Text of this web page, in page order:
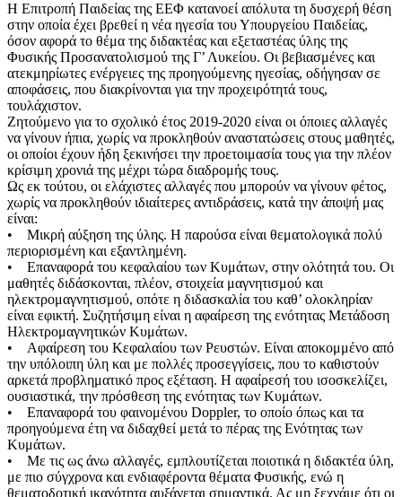
Η Επιτροπή Παιδείας της ΕΕΦ κατανοεί απόλυτα τη δυσχερή θέση
στην οποία έχει βρεθεί η νέα ηγεσία του Υπουργείου Παιδείας,
όσον αφορά το θέμα της διδακτέας και εξεταστέας ύλης της
Φυσικής Προσανατολισμού της Γ’ Λυκείου. Οι βεβιασμένες και
ατεκμηρίωτες ενέργειες της προηγούμενης ηγεσίας, οδήγησαν σε
αποφάσεις, που διακρίνονται για την προχειρότητά τους,
τουλάχιστον.
Ζητούμενο για το σχολικό έτος 2019-2020 είναι οι όποιες αλλαγές
να γίνουν ήπια, χωρίς να προκληθούν αναστατώσεις στους μαθητές,
οι οποίοι έχουν ήδη ξεκινήσει την προετοιμασία τους για την πλέον
κρίσιμη χρονιά της μέχρι τώρα διαδρομής τους.
Ως εκ τούτου, οι ελάχιστες αλλαγές που μπορούν να γίνουν φέτος,
χωρίς να προκληθούν ιδιαίτερες αντιδράσεις, κατά την άποψή μας
είναι:
• Μικρή αύξηση της ύλης. Η παρούσα είναι θεματολογικά πολύ
περιορισμένη και εξαντλημένη.
• Επαναφορά του κεφαλαίου των Κυμάτων, στην ολότητά του. Οι
μαθητές διδάσκονται, πλέον, στοιχεία μαγνητισμού και
ηλεκτρομαγνητισμού, οπότε η διδασκαλία του καθ’ ολοκληρίαν
είναι εφικτή. Συζητήσιμη είναι η αφαίρεση της ενότητας Μετάδοση
Ηλεκτρομαγνητικών Κυμάτων.
• Αφαίρεση του Κεφαλαίου των Ρευστών. Είναι αποκομμένο από
την υπόλοιπη ύλη και με πολλές προσεγγίσεις, που το καθιστούν
αρκετά προβληματικό προς εξέταση. Η αφαίρεσή του ισοσκελίζει,
ουσιαστικά, την πρόσθεση της ενότητας των Κυμάτων.
• Επαναφορά του φαινομένου Doppler, το οποίο όπως και τα
προηγούμενα έτη να διδαχθεί μετά το πέρας της Ενότητας των
Κυμάτων.
• Με τις ως άνω αλλαγές, εμπλουτίζεται ποιοτικά η διδακτέα ύλη,
με πιο σύγχρονα και ενδιαφέροντα θέματα Φυσικής, ενώ η
θεματοδοτική ικανότητα αυξάνεται σημαντικά. Ας μη ξεχνάμε ότι οι